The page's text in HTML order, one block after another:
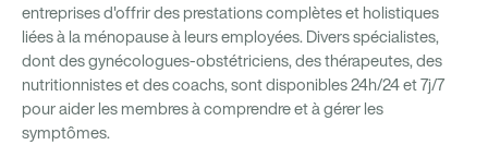
entreprises d'offrir des prestations complètes et holistiques
liées à la ménopause à leurs employées. Divers spécialistes,
dont des gynécologues-obstétriciens, des thérapeutes, des
nutritionnistes et des coachs, sont disponibles 24h/24 et 7j/7
pour aider les membres à comprendre et à gérer les
symptômes.